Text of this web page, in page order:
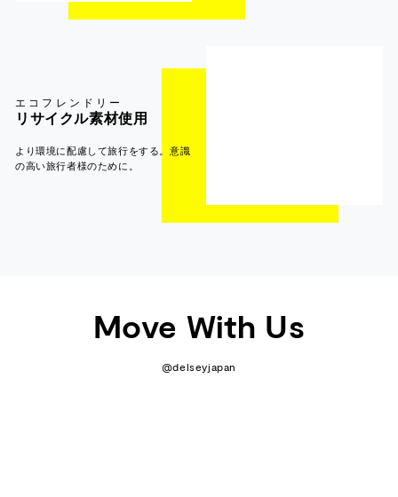
エコフレンドリー
リサイクル素材使用
より環境に配慮して旅行をする。意識
の高い旅行者様のために。
Move With Us
@delseyjapan